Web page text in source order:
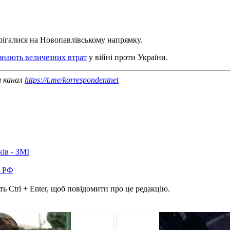
на Новопавлівському напрямку.
величезних втрат у війні проти України.
канал https://t.me/korrespondentnet
- ЗМІ
РФ
Ctrl + Enter, щоб повідомити про це редакцію.